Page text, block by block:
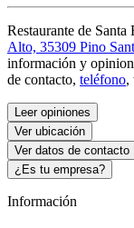
Restaurante de
Alto, 35309 Pino
información y
de contacto, teléfono,
Leer opiniones
Ver ubicación
Ver datos de contacto
¿Es tu empresa?
Información